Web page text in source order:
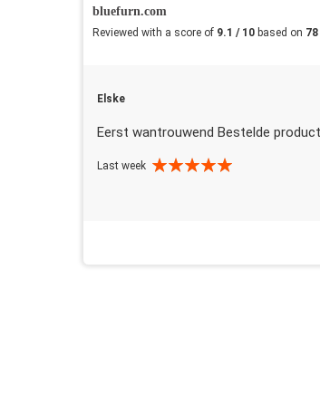
bluefurn.com
Reviewed with a score of 9.1 / 10 based on
Elske
Eerst wantrouwend Bestelde
Last week